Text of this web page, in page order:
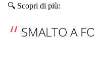
🔍 Scopri di più:
SMALTO A